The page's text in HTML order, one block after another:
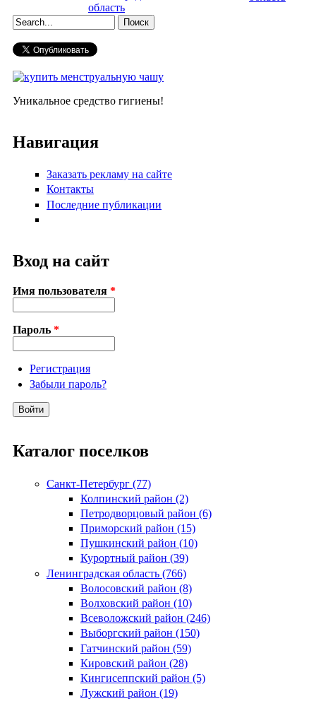
область
Форма поиска
Уникальное средство гигиены!
Навигация
Заказать рекламу на сайте
Контакты
Последние публикации
Вход на сайт
Имя пользователя *
Пароль *
Регистрация
Забыли пароль?
Каталог поселков
Санкт-Петербург (77)
Колпинский район (2)
Петродворцовый район (6)
Приморский район (15)
Пушкинский район (10)
Курортный район (39)
Ленинградская область (766)
Волосовский район (8)
Волховский район (10)
Всеволожский район (246)
Выборгский район (150)
Гатчинский район (59)
Кировский район (28)
Кингисеппский район (5)
Лужский район (19)